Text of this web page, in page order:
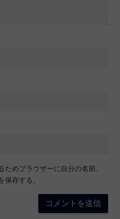
ためブラウザーに自分の名前、
保存する。